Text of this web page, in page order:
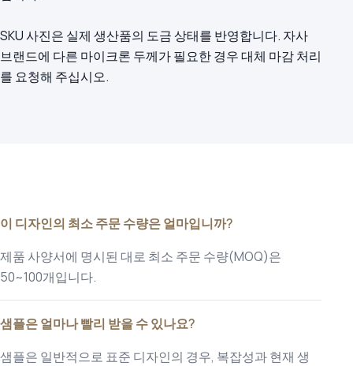
SKU 사진은 실제 생산품의 도금 상태를 반영합니다. 자사
브랜드에 다른 마이크론 두께가 필요한 경우 대체 마감 처리
를 요청해 주십시오.
이 디자인의 최소 주문 수량은 얼마입니까?
제품 사양서에 명시된 대로 최소 주문 수량(MOQ)은
50~100개입니다.
샘플은 얼마나 빨리 받을 수 있나요?
샘플은 일반적으로 표준 디자인의 경우, 복잡성과 현재 생